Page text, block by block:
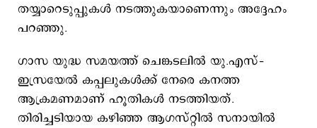
തയ്യാറെടുപ്പുകള്‍ നടത്തുകയാണെന്നും അദ്ദേഹം
പറഞ്ഞു.
ഗാസ യുദ്ധ സമയത്ത് ചെങ്കടലില്‍ യു.എസ്–
ഇസ്രയേല്‍ കപ്പലുകള്‍ക്ക് നേരെ കനത്ത
ആക്രമണമാണ് ഹൂതികള്‍ നടത്തിയത്.
തിരിച്ചടിയായ കഴിഞ്ഞ ആഗസ്റ്റിൽ സനായില്‍